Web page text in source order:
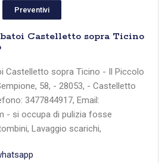
Preventivi
Castelletto sopra Ticino
Castelletto sopra Ticino - Il Piccolo
58, - 28053, - Castelletto
3477844917, Email:
- si occupa di pulizia fosse
Lavaggio scarichi,